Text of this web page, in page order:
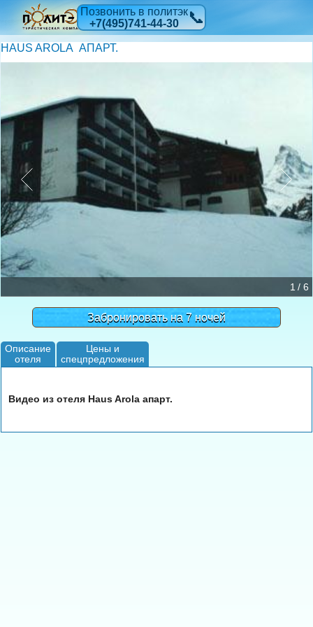
Позвонить в политэк
+7(495)741-44-30
📞
HAUS AROLA АПАРТ.
1 / 6
Забронировать на 7 ночей
Описание
отеля
Цены и
спецпредложения
Видео из отеля Haus Arola апарт.